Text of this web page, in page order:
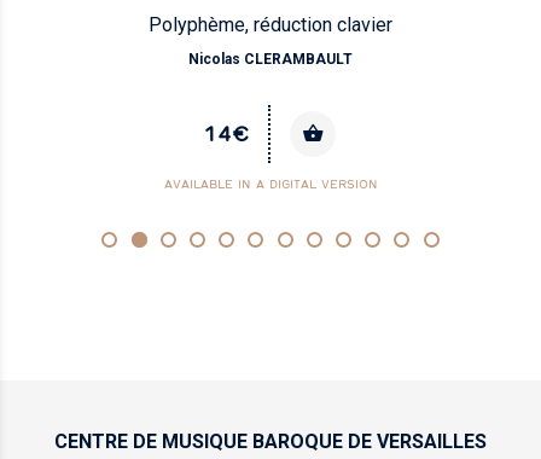
Polyphème, réduction clavier
Nicolas CLERAMBAULT
14€
AVAILABLE IN A DIGITAL VERSION
CENTRE DE MUSIQUE BAROQUE DE VERSAILLES